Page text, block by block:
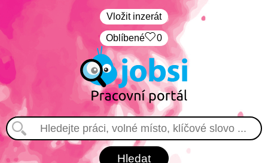
Vložit inzerát
Oblíbené 0